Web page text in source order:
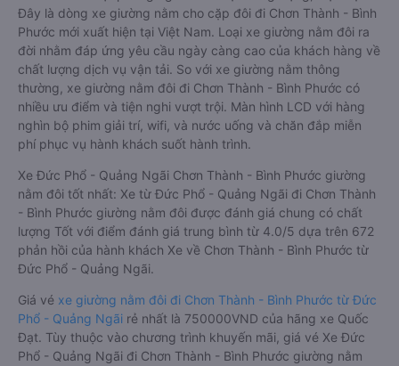
Đây là dòng xe giường nằm cho cặp đôi đi Chơn Thành - Bình
Phước mới xuất hiện tại Việt Nam. Loại xe giường nằm đôi ra
đời nhằm đáp ứng yêu cầu ngày càng cao của khách hàng về
chất lượng dịch vụ vận tải. So với xe giường nằm thông
thường, xe giường nằm đôi đi Chơn Thành - Bình Phước có
nhiều ưu điểm và tiện nghi vượt trội. Màn hình LCD với hàng
nghìn bộ phim giải trí, wifi, và nước uống và chăn đắp miễn
phí phục vụ hành khách suốt hành trình.
Xe Đức Phổ - Quảng Ngãi Chơn Thành - Bình Phước giường
nằm đôi tốt nhất: Xe từ Đức Phổ - Quảng Ngãi đi Chơn Thành
- Bình Phước giường nằm đôi được đánh giá chung có chất
lượng Tốt với điểm đánh giá trung bình từ 4.0/5 dựa trên 672
phản hồi của hành khách Xe về Chơn Thành - Bình Phước từ
Đức Phổ - Quảng Ngãi.
Giá vé xe giường nằm đôi đi Chơn Thành - Bình Phước từ Đức
Phổ - Quảng Ngãi rẻ nhất là 750000VND của hãng xe Quốc
Đạt. Tùy thuộc vào chương trình khuyến mãi, giá vé Xe Đức
Phổ - Quảng Ngãi đi Chơn Thành - Bình Phước giường nằm